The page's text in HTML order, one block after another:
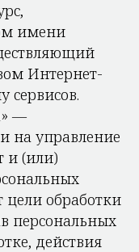
имени
Интернет-
сервисов.
—
на управление
и (или)
обработки
персональных
действия